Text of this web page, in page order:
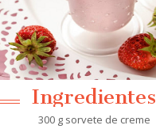
Ingredientes
300 g sorvete de creme